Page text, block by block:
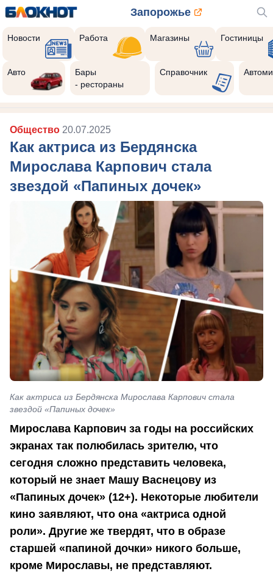
Запорожье
Новости Работа Магазины Гостиницы
Авто
Бары
- рестораны
Справочник
Общество 20.07.2025
Как актриса из Бердянска
Мирослава Карпович стала
звездой «Папиных дочек»
Как актриса из Бердянска Мирослава Карпович стала
звездой «Папиных дочек»
Мирослава Карпович за годы на российских
экранах так полюбилась зрителю, что
сегодня сложно представить человека,
который не знает Машу Васнецову из
«Папиных дочек» (12+). Некоторые любители
кино заявляют, что она «актриса одной
роли». Другие же твердят, что в образе
старшей «папиной дочки» никого больше,
кроме Мирославы, не представляют.